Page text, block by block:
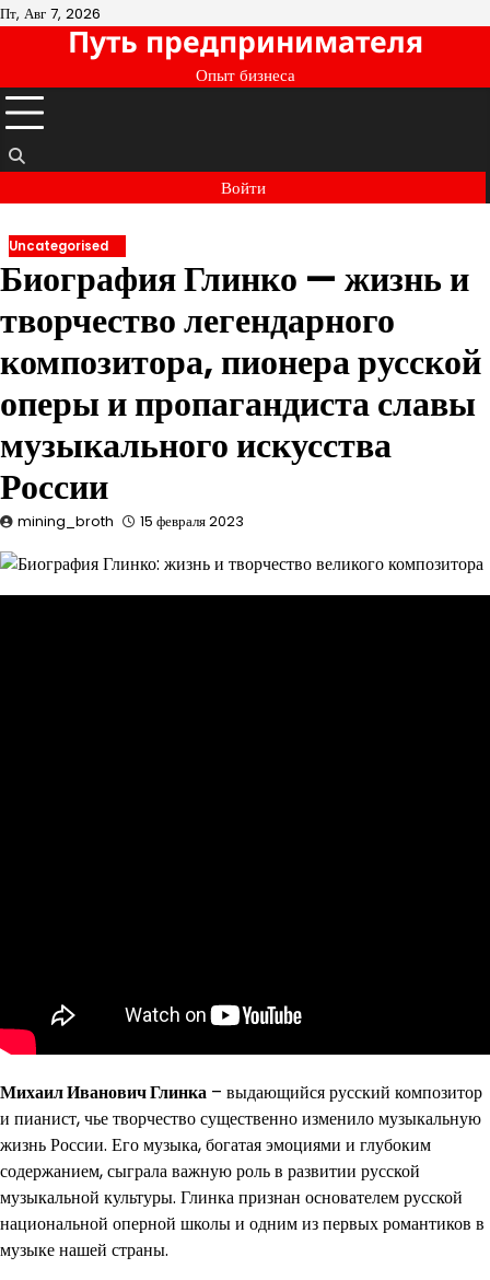
Перейти
содержимому
Пт, Авг 7, 2026
Путь предпринимателя
Опыт бизнеса
Войти
Uncategorised
Биография Глинко — жизнь и
творчество легендарного
композитора, пионера русской
оперы и пропагандиста славы
музыкального искусства
России
mining_broth 15 февраля 2023
Михаил Иванович Глинка – выдающийся русский композитор
и пианист, чье творчество существенно изменило музыкальную
жизнь России. Его музыка, богатая эмоциями и глубоким
содержанием, сыграла важную роль в развитии русской
музыкальной культуры. Глинка признан основателем русской
национальной оперной школы и одним из первых романтиков в
музыке нашей страны.